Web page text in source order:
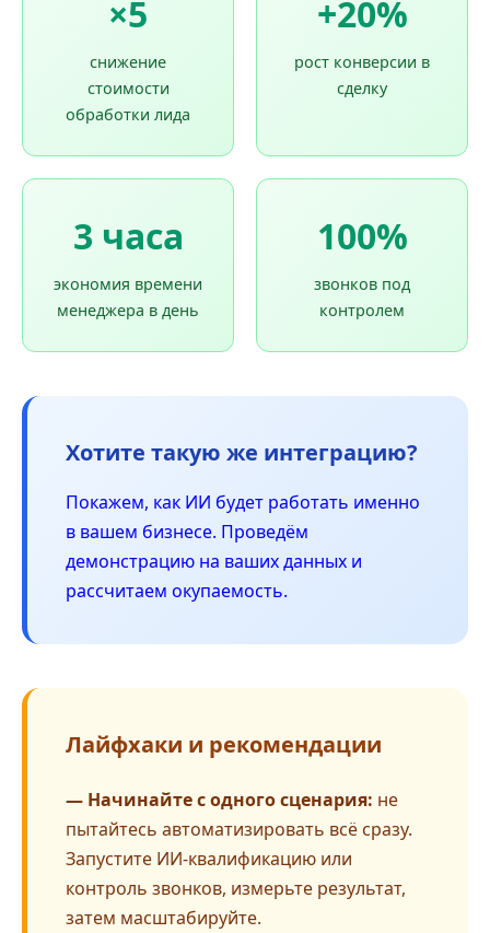
×5
снижение
стоимости
обработки лида
+20%
рост конверсии в
сделку
3 часа
экономия времени
менеджера в день
100%
звонков под
контролем
Хотите такую же интеграцию?
Покажем, как ИИ будет работать именно
в вашем бизнесе. Проведём
демонстрацию на ваших данных и
рассчитаем окупаемость.
Лайфхаки и рекомендации
— Начинайте с одного сценария: не
пытайтесь автоматизировать всё сразу.
Запустите ИИ-квалификацию или
контроль звонков, измерьте результат,
затем масштабируйте.